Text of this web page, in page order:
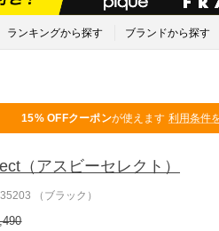
ランキングから探す ブランドから探す
15% OFFクーポンが使えます 利用条件
（アスビーセレクト）
（ブラック）